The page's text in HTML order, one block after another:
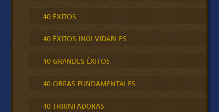
40 ÉXITOS
40 ÉXITOS INOLVIDABLES
40 GRANDES ÉXITOS
40 OBRAS FUNDAMENTALES
40 TRIUNFADORAS